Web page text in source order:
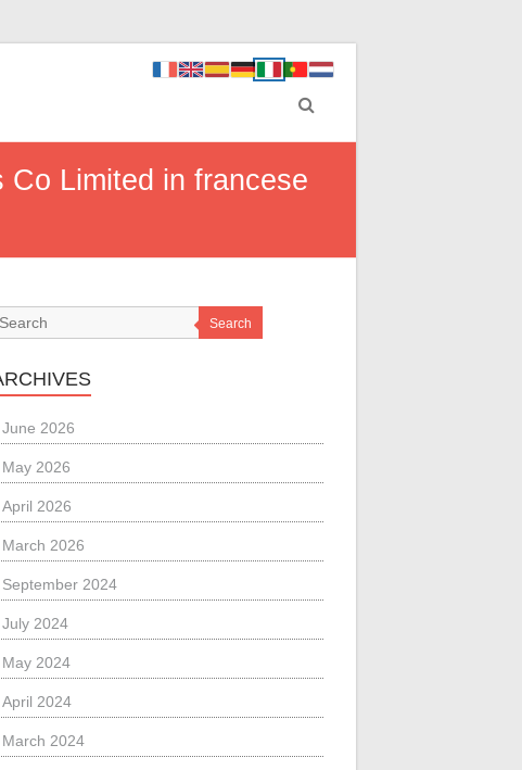
Co Limited in francese
Search
June 2026
May 2026
April 2026
March 2026
September 2024
July 2024
May 2024
April 2024
March 2024